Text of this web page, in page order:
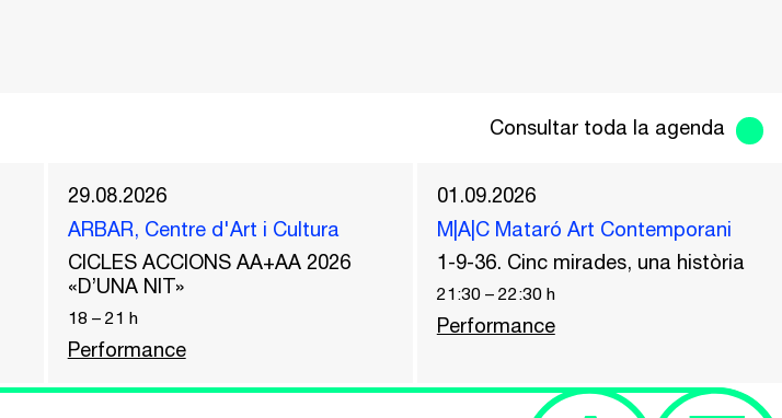
Consultar toda la agenda
29.08.2026
ARBAR, Centre d'Art i Cultura
CICLES ACCIONS AA+AA 2026
«D’UNA NIT»
18 – 21 h
Performance
01.09.2026
M|A|C Mataró Art Contemporani
1-9-36. Cinc mirades, una història
21:30– 22:30h
Performance